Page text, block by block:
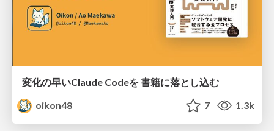
変化の早いClaude Codeを 書籍に落とし込む
oikon48
7 1.3k